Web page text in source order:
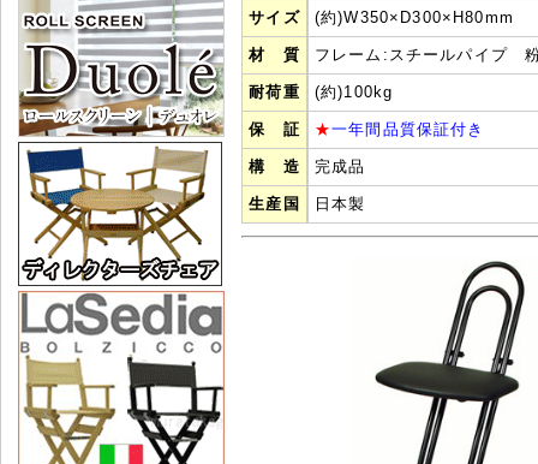
サイズ (約
材 質 フレーム:スチールパイプ
耐荷重 (約)100kg
保 証 ★一年間品質保証付き
構 造 完成品
生産国 日本製